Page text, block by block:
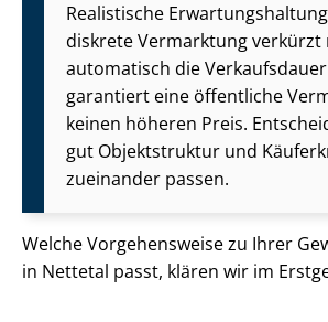
Realistische
diskrete Vermarktung verkürzt
automatisch die
garantiert eine öffentliche
keinen höheren Preis.
gut Objektstruktur und
zueinander passen.
Welche Vorgehensweise zu Ihrer
in Nettetal passt, klären wir im